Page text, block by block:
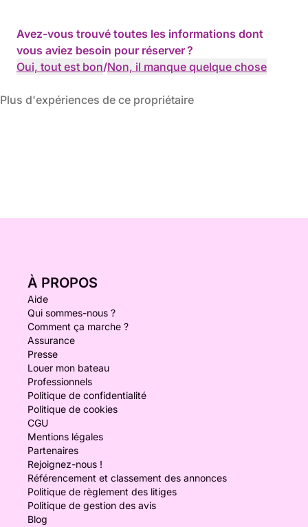
Avez-vous trouvé toutes les informations dont
vous aviez besoin pour réserver ?
Oui, tout est bon/Non, il manque quelque chose
Plus d'expériences de ce propriétaire
À PROPOS
Aide
Qui sommes-nous ?
Comment ça marche ?
Assurance
Presse
Louer mon bateau
Professionnels
Politique de confidentialité
Politique de cookies
CGU
Mentions légales
Partenaires
Rejoignez-nous !
Référencement et classement des annonces
Politique de règlement des litiges
Politique de gestion des avis
Blog